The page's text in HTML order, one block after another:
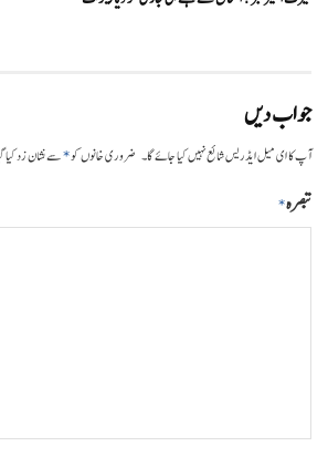
جواب دیں
آپ کا ای میل ایڈریس شائع نہیں کیا جائے گا۔ ضروری خانوں کو*سے نشان زد کیا
تبصرہ*